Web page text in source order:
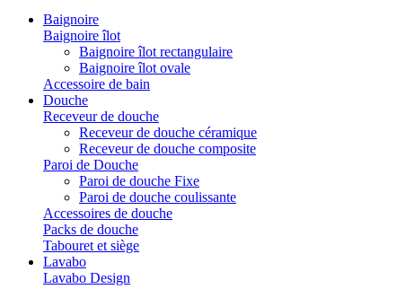
Baignoire
Baignoire îlot
Baignoire îlot rectangulaire
Baignoire îlot ovale
Accessoire de bain
Douche
Receveur de douche
Receveur de douche céramique
Receveur de douche composite
Paroi de Douche
Paroi de douche Fixe
Paroi de douche coulissante
Accessoires de douche
Packs de douche
Tabouret et siège
Lavabo
Lavabo Design